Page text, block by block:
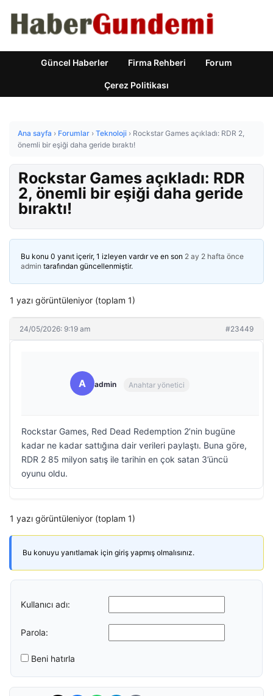
Güncel Haberler Firma Rehberi Forum
Çerez Politikası
Ana sayfa › Forumlar › Teknoloji › Rockstar Games açıkladı: RDR 2,
önemli bir eşiği daha geride bıraktı!
Rockstar Games açıkladı: RDR
2, önemli bir eşiği daha geride
bıraktı!
Bu konu 0 yanıt içerir, 1 izleyen vardır ve en son 2 ay 2 hafta önce
admin tarafından güncellenmiştir.
1 yazı görüntüleniyor (toplam 1)
24/05/2026: 9:19 am #23449
A admin Anahtar yönetici
Rockstar Games, Red Dead Redemption 2’nin bugüne
kadar ne kadar sattığına dair verileri paylaştı. Buna göre,
RDR 2 85 milyon satış ile tarihin en çok satan 3’üncü
oyunu oldu.
1 yazı görüntüleniyor (toplam 1)
Bu konuyu yanıtlamak için giriş yapmış olmalısınız.
Kullanıcı adı:
Parola:
Beni hatırla